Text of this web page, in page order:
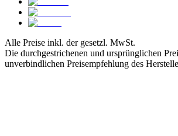
Alle Preise inkl. der gesetzl. MwSt.
Die durchgestrichenen und ursprünglichen
unverbindlichen Preisempfehlung des